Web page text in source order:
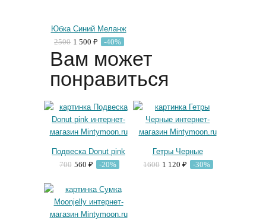
Юбка Синий Меланж
2500 1 500 ₽ -40%
Вам может
понравиться
Подвеска Donut pink
700 560 ₽ -20%
Гетры Черные
1600 1 120 ₽ -30%